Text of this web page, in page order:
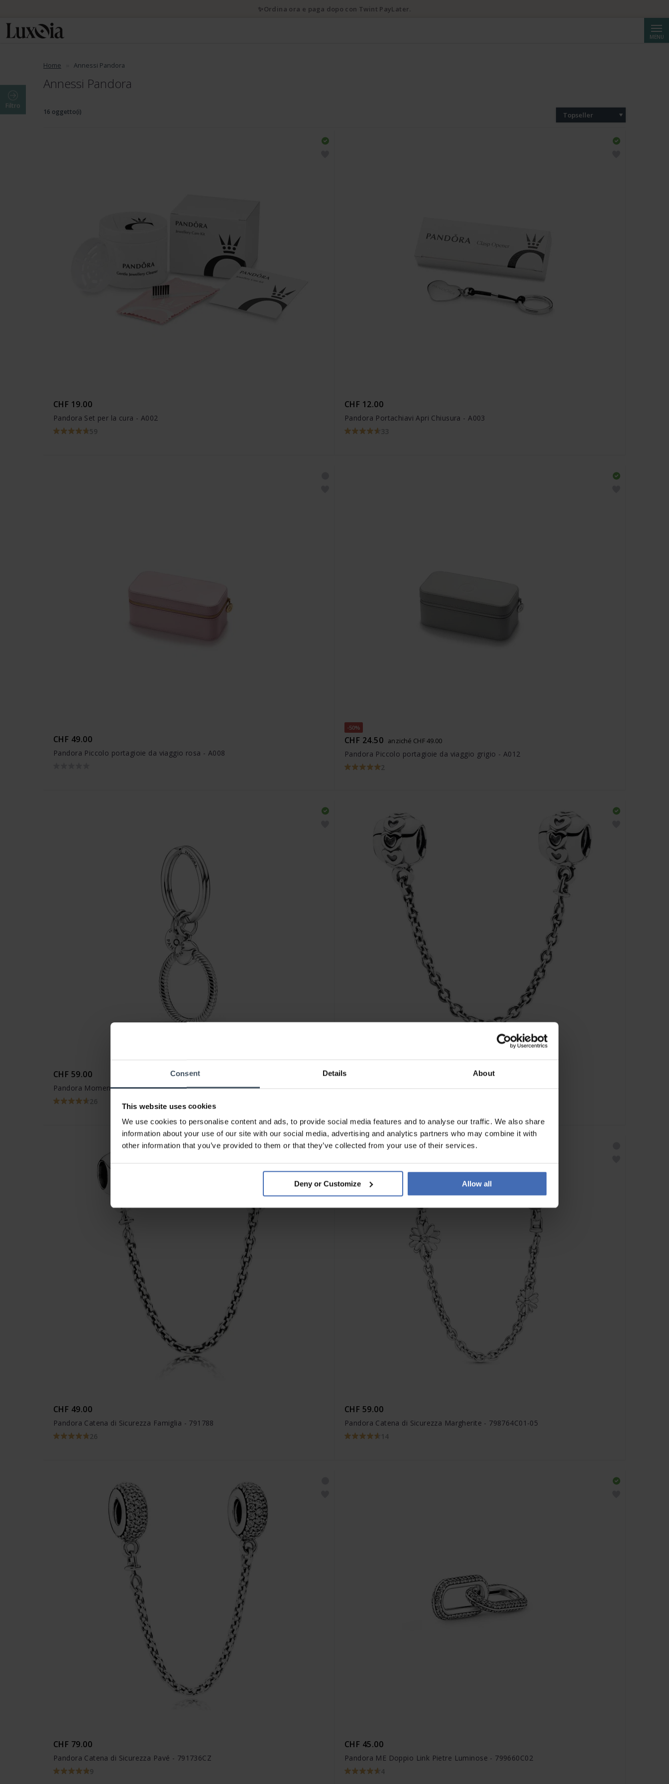
Consent Details About
This website uses cookies
We use cookies to personalise content and ads, to provide social media features and to analyse our traffic. We also share
information about your use of our site with our social media, advertising and analytics partners who may combine it with
other information that you’ve provided to them or that they’ve collected from your use of their services.
Deny or Customize Allow all
MENU
Home Annessi Pandora
Annessi Pandora
Filtro
16 oggetto(i) Topseller
CHF 19.00
Pandora Set per la cura - A002
59
CHF 12.00
Pandora Portachiavi Apri Chiusura - A003
33
CHF 49.00
Pandora Piccolo portagioie da viaggio rosa - A008
-50%
CHF 24.50 anziché CHF 49.00
Pandora Piccolo portagioie da viaggio grigio - A012
2
CHF 59.00
Pandora Moments Charm Key Ring - 399566C00
26
CHF 49.00
CHF 49.00
Pandora Catena di Sicurezza Famiglia - 791788
26
CHF 59.00
Pandora Catena di Sicurezza Margherite - 798764C01-05
14
CHF 79.00
Pandora Catena di Sicurezza Pavé - 791736CZ
9
CHF 45.00
Pandora ME Doppio Link Pietre Luminose - 799660C02
4
✨Ordina ora e paga dopo con Twint PayLater.